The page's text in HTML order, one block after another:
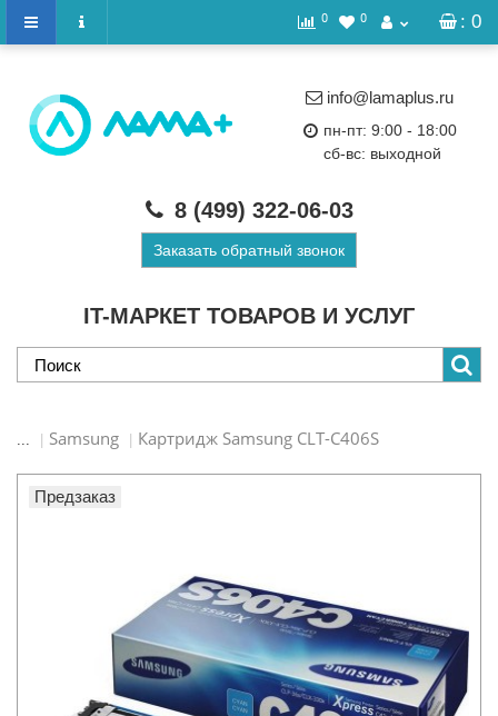
: 0
0 0
IT-МАРКЕТ ТОВАРОВ И УСЛУГ
info@lamaplus.ru
пн-пт: 9:00 - 18:00
сб-вс: выходной
8 (499) 322-06-03
Заказать обратный звонок
... Samsung Картридж Samsung CLT-C406S
Предзаказ